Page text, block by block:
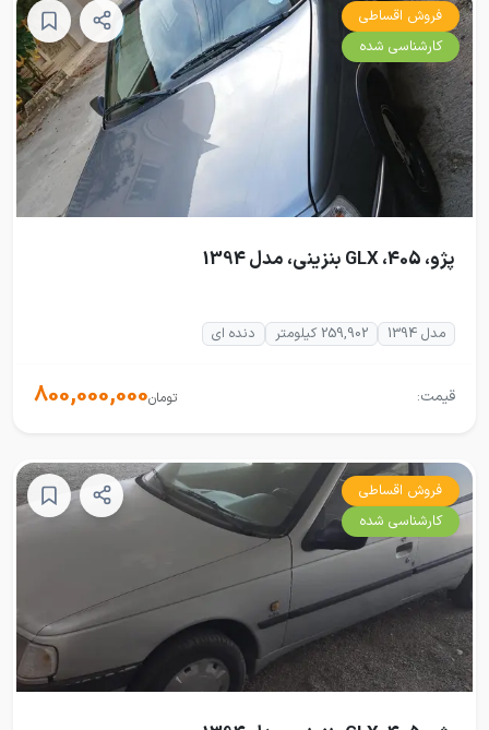
فروش اقساطی
کارشناسی شده
پژو، 405، GLX بنزینی، مدل 1394
مدل 1394 259,902 کیلومتر دنده ای
قیمت: 800,000,000تومان
فروش اقساطی
کارشناسی شده